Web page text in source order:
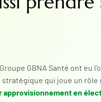
GBNA Santé ont eu
stratégique qui joue un rôle
approvisionnement en